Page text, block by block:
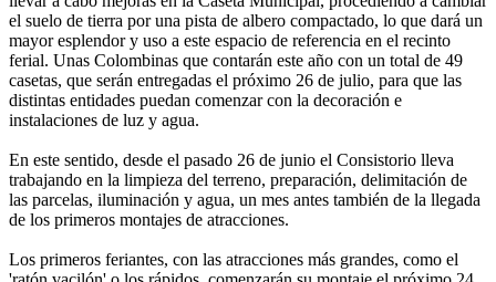
el suelo de tierra por una pista de albero compactado, lo que dará un
mayor esplendor y uso a este espacio de referencia en el recinto
ferial. Unas Colombinas que contarán este año con un total de 49
casetas, que serán entregadas el próximo 26 de julio, para que las
distintas entidades puedan comenzar con la decoración e
instalaciones de luz y agua.
En este sentido, desde el pasado 26 de junio el Consistorio lleva
trabajando en la limpieza del terreno, preparación, delimitación de
las parcelas, iluminación y agua, un mes antes también de la llegada
de los primeros montajes de atracciones.
Los primeros feriantes, con las atracciones más grandes, como el